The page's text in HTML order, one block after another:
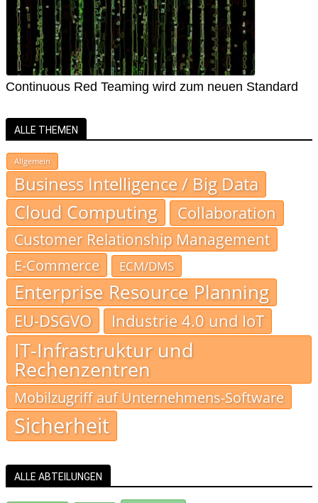
Continuous Red Teaming wird zum neuen Standard
ALLE THEMEN
Allgemein
Business Intelligence / Big Data
Cloud Computing Collaboration
Customer Relationship Management
E-Commerce
ECM/DMS
Enterprise Resource Planning
EU-DSGVO Industrie 4.0 und IoT
IT-Infrastruktur und
Rechenzentren
Mobilzugriff auf Unternehmens-Software
Sicherheit
ALLE ABTEILUNGEN